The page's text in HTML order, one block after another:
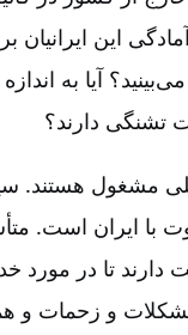
این ایرانیان
آیا به
تشنگی دارند؟
خیلی مشغول هستند.
با ایران است.
دارند تا در مورد
و زحمات و